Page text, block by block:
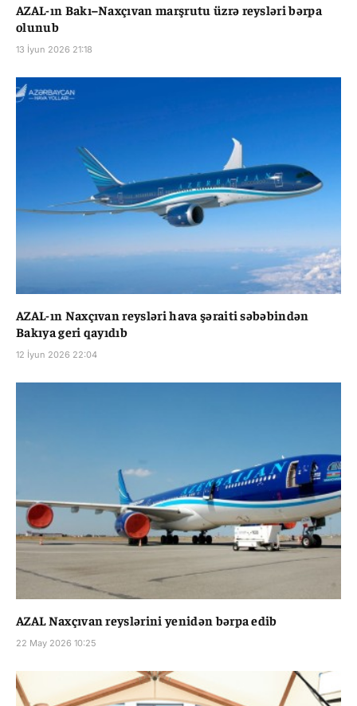
AZAL-ın Bakı–Naxçıvan marşrutu üzrə reysləri bərpa
olunub
13 İyun 2026 21:18
AZAL-ın Naxçıvan reysləri hava şəraiti səbəbindən
Bakıya geri qayıdıb
12 İyun 2026 22:04
AZAL Naxçıvan reyslərini yenidən bərpa edib
22 May 2026 10:25